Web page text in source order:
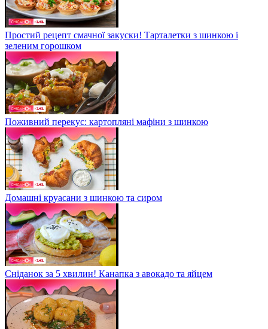
Простий рецепт смачної закуски! Тарталетки з шинкою і
зеленим горошком
Поживний перекус: картопляні мафіни з шинкою
Домашні круасани з шинкою та сиром
Сніданок за 5 хвилин! Канапка з авокадо та яйцем